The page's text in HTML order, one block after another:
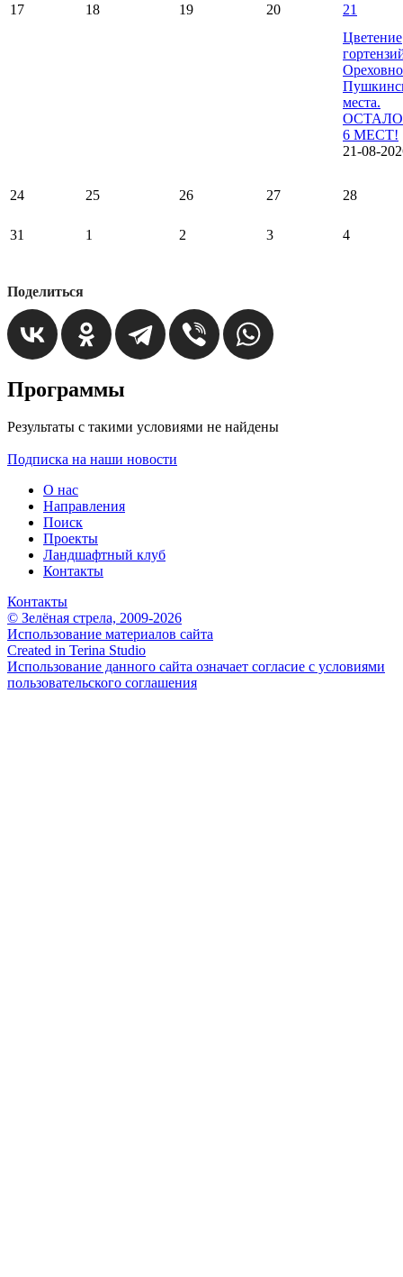
17 18 19 20
21
Цветение
места.
6 МЕСТ!
21-08-
24 25 26 27 28
31 1 2 3 4
Поделиться
Программы
Результаты с такими условиями не найдены
Подписка на наши новости
О нас
Направления
Поиск
Проекты
Ландшафтный клуб
Контакты
Контакты
© Зелёная стрела, 2009-2026
Использование материалов сайта
Created in Terina Studio
Использование данного сайта означает согласие с условиями
пользовательского соглашения